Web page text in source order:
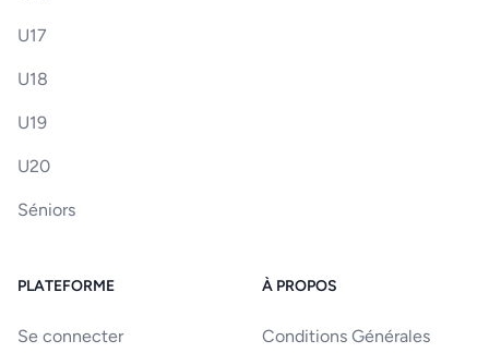
U17
U18
U19
U20
Séniors
PLATEFORME
Se connecter
À PROPOS
Conditions Générales